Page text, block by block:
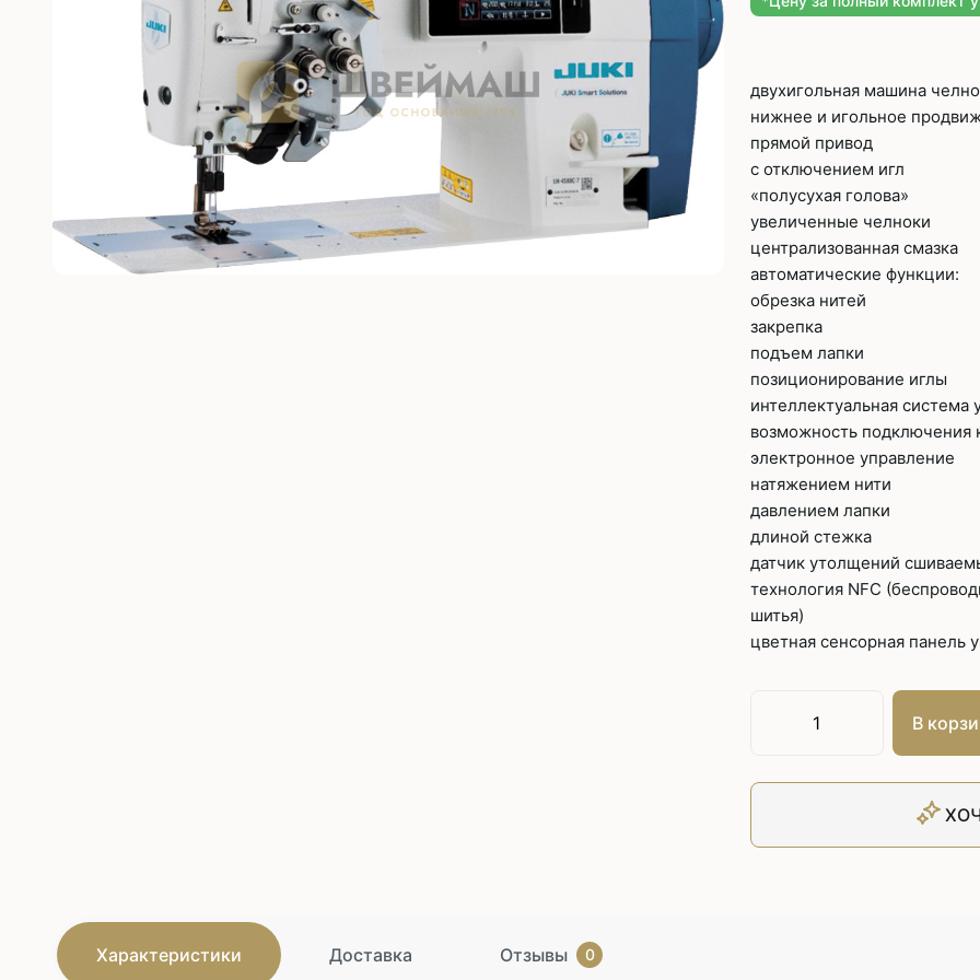
Без отключения игл
С отключением игл
Прямострочные машины цепного
стежка
Машины с П-образной
платформой
Многоигольные машины цепного
Плоскошовные машины
Плоскошовные машины с
под окантователь
Плоскошовные машины с
платформой
Подшивочные швейные
Скорняжные швейные
Промышленные машины
двухигольная машина
нижнее и игольное
прямой привод
с отключением игл
«полусухая голова»
увеличенные челноки
централизованная смазка
автоматические функции:
обрезка нитей
закрепка
подъем лапки
позиционирование иглы
интеллектуальная система
возможность подключения
электронное управление
натяжением нити
давлением лапки
длиной стежка
датчик утолщений
технология NFC
шитья)
цветная сенсорная панель
В
Характеристики Доставка Отзывы 0